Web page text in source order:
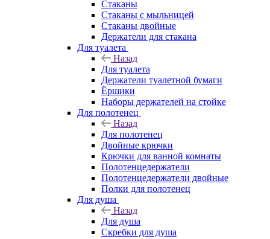
Стаканы
Стаканы с мыльницей
Стаканы двойные
Держатели для стакана
Для туалета
Назад
Для туалета
Держатели туалетной бумаги
Ёршики
Наборы держателей на стойке
Для полотенец
Назад
Для полотенец
Двойные крючки
Крючки для ванной комнаты
Полотенцедержатели
Полотенцедержатели двойные
Полки для полотенец
Для душа
Назад
Для душа
Скребки для душа